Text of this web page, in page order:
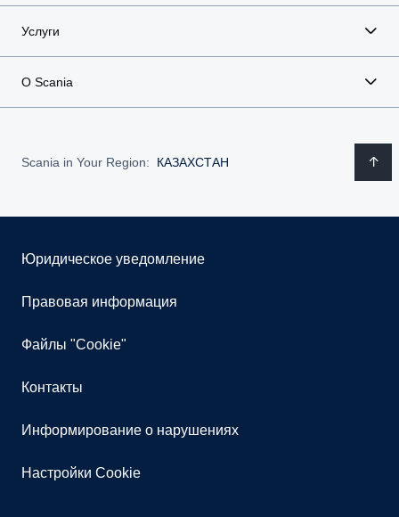
Услуги
О Scania
Scania in Your Region: КАЗАХСТАН
Юридическое уведомление
Правовая информация
Файлы "Cookie"
Контакты
Информирование о нарушениях
Настройки Cookie